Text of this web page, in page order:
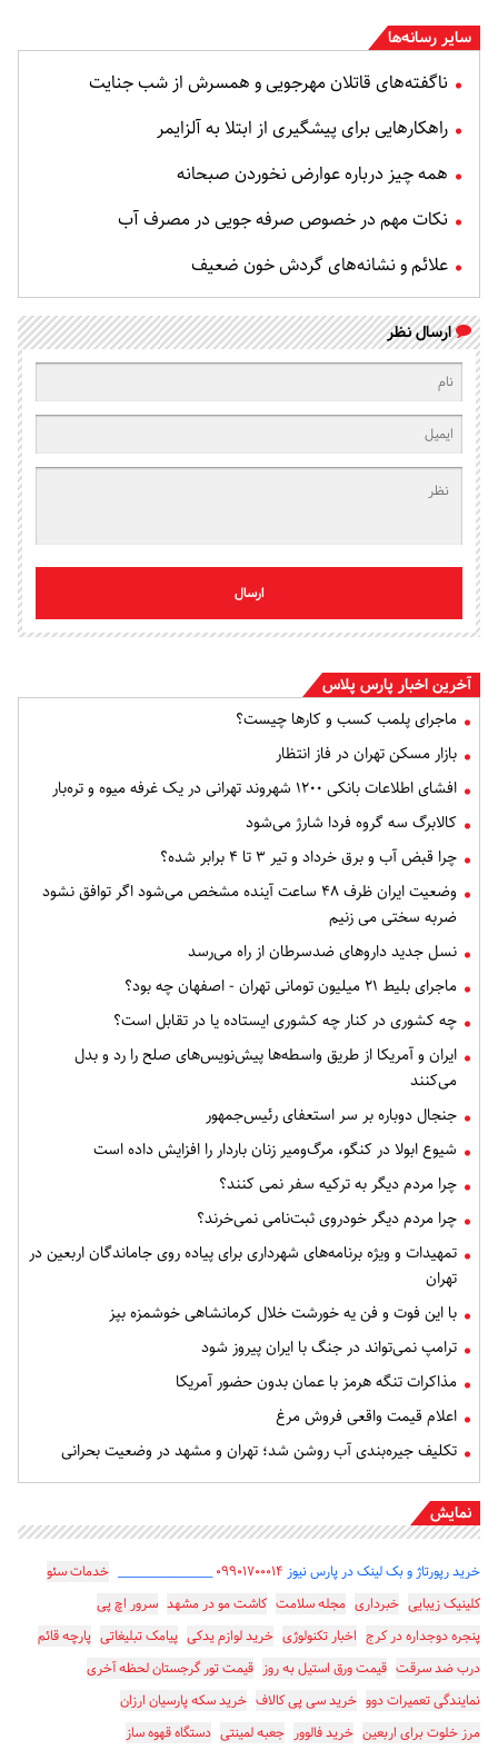
سایر رسانه‌ها
ناگفته‌های قاتلان مهرجویی و همسرش از شب جنایت
راهکارهایی برای پیشگیری از ابتلا به آلزایمر
همه چیز درباره عوارض نخوردن صبحانه
نکات مهم در خصوص صرفه جویی در مصرف آب
علائم و نشانه‌های گردش خون ضعیف
ارسال نظر
ارسال
آخرین اخبار پارس پلاس
ماجرای پلمب کسب و کارها چیست؟
بازار مسکن تهران در فاز انتظار
افشای اطلاعات بانکی ۱۲۰۰ شهروند تهرانی در یک غرفه میوه و تره‌بار
کالابرگ سه گروه فردا شارژ می‌شود
چرا قبض آب و برق خرداد و تیر ۳ تا ۴ برابر شده؟
وضعیت ایران ظرف ۴۸ ساعت آینده مشخص می‌شود اگر توافق نشود
ضربه سختی می زنیم
نسل جدید داروهای ضدسرطان از راه می‌رسد
ماجرای بلیط ۲۱ میلیون تومانی تهران - اصفهان چه بود؟
چه کشوری در کنار چه کشوری ایستاده یا در تقابل است؟
ایران و آمریکا از طریق واسطه‌ها پیش‌نویس‌های صلح را رد و بدل
می‌کنند
جنجال دوباره بر سر استعفای رئیس‌جمهور
شیوع ابولا در کنگو، مرگ‌ومیر زنان باردار را افزایش داده است
چرا مردم دیگر به ترکیه سفر نمی کنند؟
چرا مردم دیگر خودروی ثبت‌نامی نمی‌خرند؟
تمهیدات و ویژه برنامه‌های شهرداری برای پیاده روی جاماندگان اربعین در
تهران
با این فوت و فن یه خورشت خلال کرمانشاهی خوشمزه بپز
ترامپ نمی‌تواند در جنگ با ایران پیروز شود
مذاکرات تنگه هرمز با عمان بدون حضور آمریکا
اعلام قیمت واقعی فروش مرغ
تکلیف جیره‌بندی آب روشن شد؛ تهران و مشهد در وضعیت بحرانی
نمایش
خرید رپورتاژ و بک لینک در پارس نیوز ۰۹۹۰۱۷۰۰۰۱۴_________________ خدمات سئو
کلینیک زیبایی خبرداری مجله سلامت کاشت مو در مشهد سرور اچ پی
پنجره دوجداره در کرج اخبار تکنولوژی خرید لوازم یدکی پیامک تبلیغاتی پارچه قائم
درب ضد سرقت قیمت ورق استیل به روز قیمت تور گرجستان لحظه آخری
نمایندگی تعمیرات دوو خرید سی پی کالاف خرید سکه پارسیان ارزان
مرز خلوت برای اربعین خرید فالوور جعبه لمینتی دستگاه قهوه ساز